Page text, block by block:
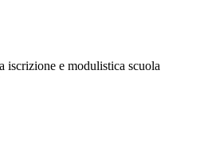
iscrizione e modulistica scuola